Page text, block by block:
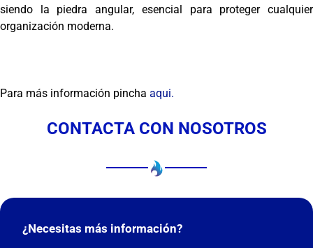
siendo la piedra angular, esencial para proteger cualquier
organización moderna.
Para más información pincha aqui.
CONTACTA CON NOSOTROS
¿Necesitas más información?